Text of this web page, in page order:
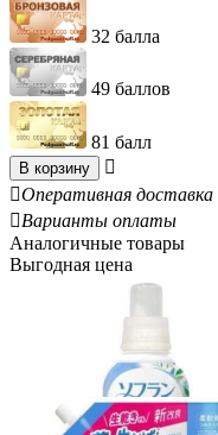
32 балла
49 баллов
81 балл
В корзину

Оперативная доставка
Варианты оплаты
Аналогичные товары
Выгодная цена